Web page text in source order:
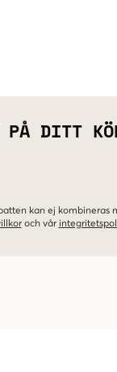
PÅ DITT
kan ej kombineras
och vår